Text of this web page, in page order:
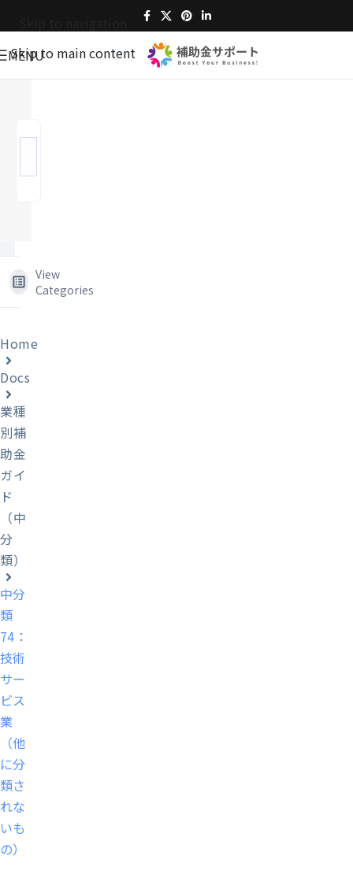
Skip to main content
MENU
View
Categories
Home
Docs
業種
別補
助金
ガイ
ド
（中
分
類）
中分
類
74：
技術
サー
ビス
業
（他
に分
類さ
れな
いも
の）